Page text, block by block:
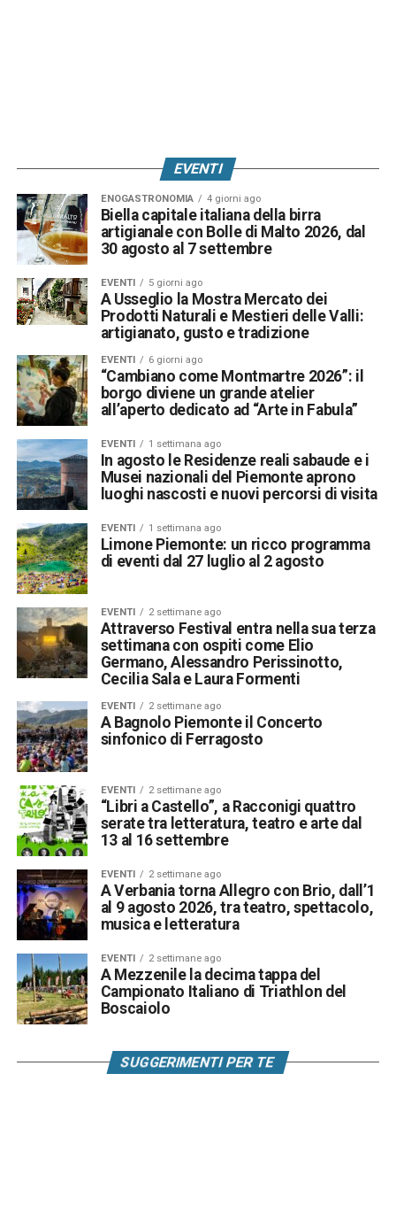
EVENTI
ENOGASTRONOMIA 4 giorni ago
Biella capitale italiana della birra
artigianale con Bolle di Malto 2026, dal
30 agosto al 7 settembre
EVENTI 5 giorni ago
A Usseglio la Mostra Mercato dei
Prodotti Naturali e Mestieri delle Valli:
artigianato, gusto e tradizione
EVENTI 6 giorni ago
“Cambiano come Montmartre 2026”: il
borgo diviene un grande atelier
all’aperto dedicato ad “Arte in Fabula”
EVENTI 1 settimana ago
In agosto le Residenze reali sabaude e i
Musei nazionali del Piemonte aprono
luoghi nascosti e nuovi percorsi di visita
EVENTI 1 settimana ago
Limone Piemonte: un ricco programma
di eventi dal 27 luglio al 2 agosto
EVENTI 2 settimane ago
Attraverso Festival entra nella sua terza
settimana con ospiti come Elio
Germano, Alessandro Perissinotto,
Cecilia Sala e Laura Formenti
EVENTI 2 settimane ago
A Bagnolo Piemonte il Concerto
sinfonico di Ferragosto
EVENTI 2 settimane ago
“Libri a Castello”, a Racconigi quattro
serate tra letteratura, teatro e arte dal
13 al 16 settembre
EVENTI 2 settimane ago
A Verbania torna Allegro con Brio, dall’1
al 9 agosto 2026, tra teatro, spettacolo,
musica e letteratura
EVENTI 2 settimane ago
A Mezzenile la decima tappa del
Campionato Italiano di Triathlon del
Boscaiolo
SUGGERIMENTI PER TE